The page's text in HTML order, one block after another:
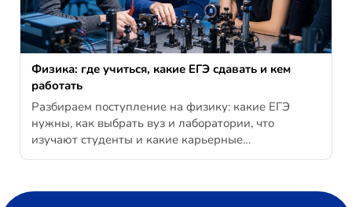
Физика: где учиться, какие ЕГЭ сдавать и кем
работать
Разбираем поступление на физику: какие ЕГЭ
нужны, как выбрать вуз и лаборатории, что
изучают студенты и какие карьерные…